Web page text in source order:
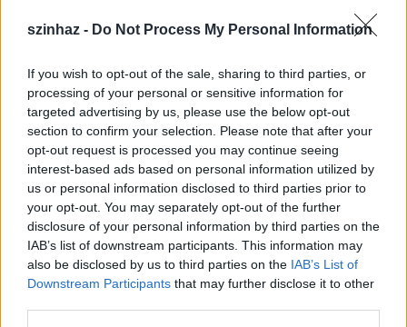
szinhaz - Do Not Process My Personal Information
If you wish to opt-out of the sale, sharing to third parties, or
processing of your personal or sensitive information for
targeted advertising by us, please use the below opt-out
section to confirm your selection. Please note that after your
opt-out request is processed you may continue seeing
interest-based ads based on personal information utilized by
us or personal information disclosed to third parties prior to
your opt-out. You may separately opt-out of the further
disclosure of your personal information by third parties on the
IAB’s list of downstream participants. This information may
also be disclosed by us to third parties on the IAB’s List of
Downstream Participants that may further disclose it to other
November 27-én20 órától aGrotesque
streamelik a
www.trafo.hu oldalon.
A kudarc
anatómiájaegy artistanő önvallomásán, a fizikai és a
lelki sérülések történetén alapszik, és a kudarcban
rejlő lehetőségeket fejtegeti. A „valós” premierrel
azonos időpontban megvalósuló online premier
egyben „avantgárd cirkuszi realtime
dokumentumreality-kísérlet” is lesz a próbatermi
kontextusnak és a digitális tér adta lehetőségeknek
köszönhetően. Előadják:Kudlák Eszter, Bardóczy
Ilka, Takács Lacek, Téri Gáspár, György Tibor,
zenész:Csizmás András, rendező: Téri Gáspár,
producer: SÍN Művészeti Központ. Az előadás csak
jeggyel és valós időben nézhető.